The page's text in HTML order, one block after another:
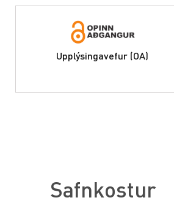
Upplýsingavefur (OA)
Safnkostur